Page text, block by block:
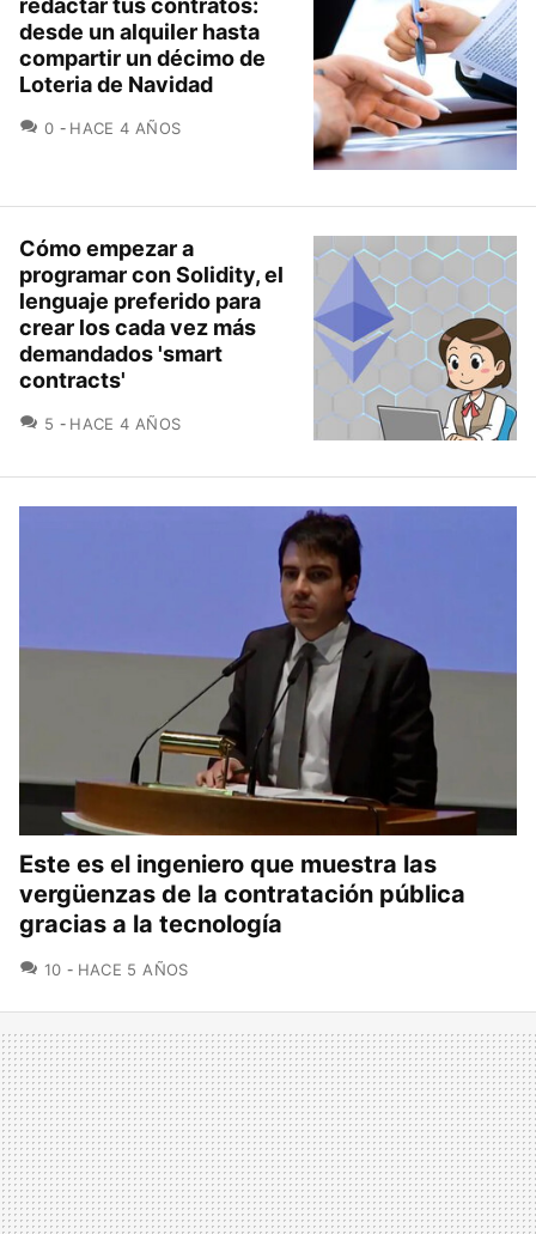
redactar tus contratos:
desde un alquiler hasta
compartir un décimo de
Loteria de Navidad
0 COMENTARIOS
HACE 4 AÑOS
Cómo empezar a
programar con Solidity, el
lenguaje preferido para
crear los cada vez más
demandados 'smart
contracts'
5 COMENTARIOS
HACE 4 AÑOS
Este es el ingeniero que muestra las
vergüenzas de la contratación pública
gracias a la tecnología
10 COMENTARIOS
HACE 5 AÑOS